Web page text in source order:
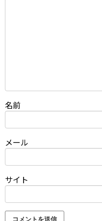
名前
メール
サイト